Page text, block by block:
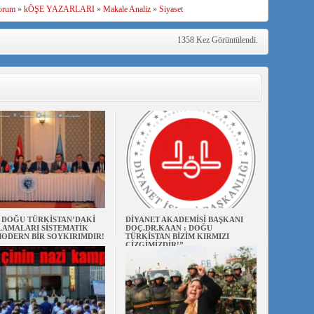
» kÖŞE YAZARLARI» Makale Analiz» Siyaset
1358 Kez Görüntülendi.
DOĞU TÜRKİSTAN’DAKİ
SİSTEMATİK
BİR SOYKIRIMDIR!
DİYANET AKADEMİSİ BAŞKANI
DOÇ.DR.KAAN : DOĞU
TÜRKİSTAN BİZİM KIRMIZI
ÇİZGİMİZDİR!”